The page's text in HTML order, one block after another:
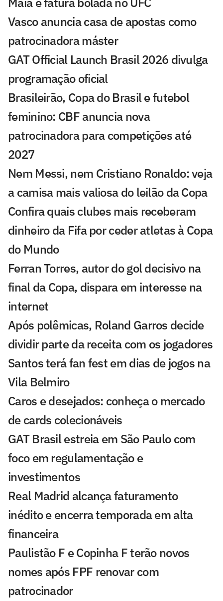
Vasco anuncia casa de apostas como
patrocinadora máster
GAT Official Launch Brasil 2026 divulga
programação oficial
Brasileirão, Copa do Brasil e futebol
feminino: CBF anuncia nova
patrocinadora para competições até
2027
Nem Messi, nem Cristiano Ronaldo: veja
a camisa mais valiosa do leilão da Copa
Confira quais clubes mais receberam
dinheiro da Fifa por ceder atletas à Copa
do Mundo
Ferran Torres, autor do gol decisivo na
final da Copa, dispara em interesse na
internet
Após polêmicas, Roland Garros decide
dividir parte da receita com os jogadores
Santos terá fan fest em dias de jogos na
Vila Belmiro
Caros e desejados: conheça o mercado
de cards colecionáveis
GAT Brasil estreia em São Paulo com
foco em regulamentação e
investimentos
Real Madrid alcança faturamento
inédito e encerra temporada em alta
financeira
Paulistão F e Copinha F terão novos
nomes após FPF renovar com
patrocinador